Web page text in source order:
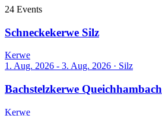
24 Events
Schneckekerwe Silz
Kerwe
1. Aug. 2026 - 3. Aug. 2026 · Silz
Bachstelzkerwe Queichhambach
Kerwe